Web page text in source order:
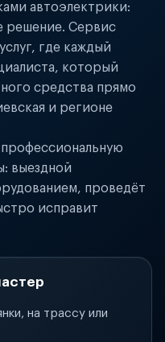
автоэлектрики:
решение. Сервис
где каждый
который
средства прямо
и регионе
профессиональную
выездной
проведёт
исправит
на трассу или